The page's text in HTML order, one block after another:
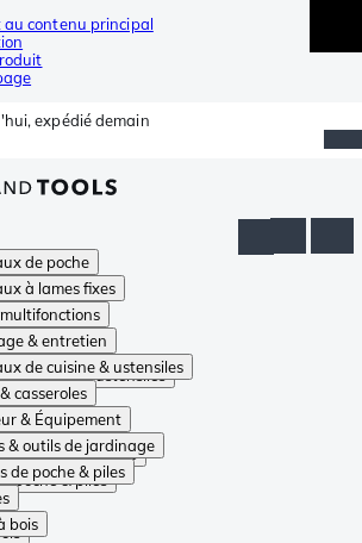
contenu principal
expédié demain
de poche
à lames fixes
multifonctions
& entretien
de cuisine & ustensiles
casseroles
& Équipement
& outils de jardinage
de poche & piles
bois
de poche
à lames fixes
& entretien
de cuisine & ustensiles
Équipement
outils de jardinage
poche & piles